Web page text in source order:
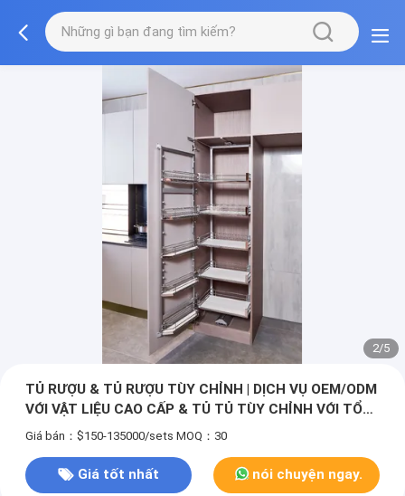
3/5
TỦ RƯỢU & TỦ RƯỢU TÙY CHỈNH | DỊCH VỤ OEM/ODM
VỚI VẬT LIỆU CAO CẤP & TỦ TỦ TÙY CHỈNH VỚI TỔ
CHỨC ĐÓNG MỀM & THÔNG MINH
Giá bán：$150-135000/sets MOQ：30
Giá tốt nhất nói chuyện ngay.